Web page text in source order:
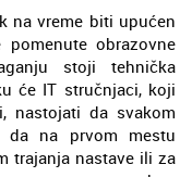
na vreme biti upućen
obrazovne
stoji tehnička
će IT stručnjaci, koji
nastojati da svakom
da na prvom mestu
trajanja nastave ili za